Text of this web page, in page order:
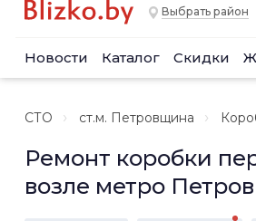
Выбрать район
Новости Каталог Скидки
СТО ст.м. Петровщина
Ремонт коробки
возле метро